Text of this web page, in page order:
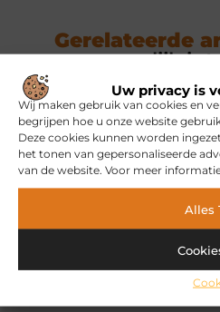
Uw privacy is
Wij maken gebruik van cookies en
begrijpen hoe u onze website
Deze cookies kunnen worden
het tonen van gepersonaliseerde
van de website. Voor meer
Alles
Gerelateerde
mogelijk
Hoe u een webshop laat bouwen